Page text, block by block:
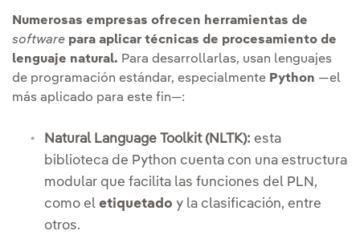
Numerosas empresas ofrecen herramientas de
software para aplicar técnicas de procesamiento de
lenguaje natural. Para desarrollarlas, usan lenguajes
de programación estándar, especialmente Python —el
más aplicado para este fin—:
Natural Language Toolkit (NLTK): esta
biblioteca de Python cuenta con una estructura
modular que facilita las funciones del PLN,
como el etiquetado y la clasificación, entre
otros.